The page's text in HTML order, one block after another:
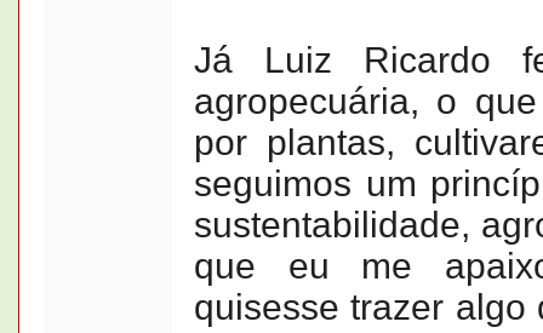
Já Luiz Ricardo
agropecuária, o
por plantas,
seguimos um
sustentabilidade,
que eu me
quisesse trazer algo